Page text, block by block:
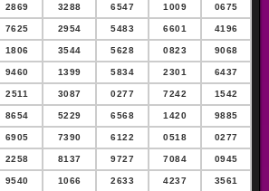
2869 3288 6547 1009 0675
7625 2954 5483 6601 4196
1806 3544 5628 0823 9068
9460 1399 5834 2301 6437
2511 3087 0277 7242 1542
8654 5229 6568 1420 9885
6905 7390 6122 0518 0277
2258 8137 9727 7084 0945
9540 1066 2633 4237 3561